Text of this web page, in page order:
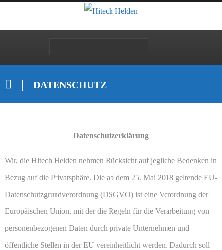
DATENSCHUTZ
Datenschutzerklärung
Wir, die Hitech Helden nehmen Rücksicht auf jegliche Bedenken in
Bezug auf die Privatsphäre. Die ab dem 25. Mai 2018 geltende EU-
Datenschutzgrundverordnung (DSGVO) ist eine Verordnung der
Europäischen Union, mit der die Regeln für die Verarbeitung von
personenbezogenen Daten durch private Unternehmen und
öffentliche Stellen in der EU vereinheitlicht werden. Dadurch soll